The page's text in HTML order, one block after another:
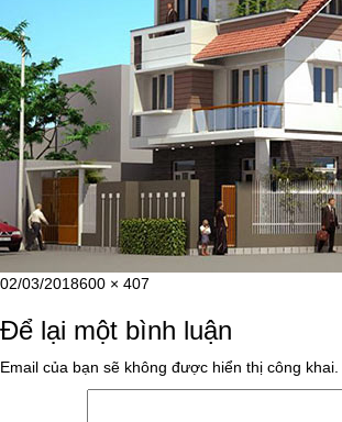
Đăng
ngày
02/03/2018Kích
đầy
600 × 407
Để lại một bình luận
Email của bạn sẽ không được hiển thị công khai.